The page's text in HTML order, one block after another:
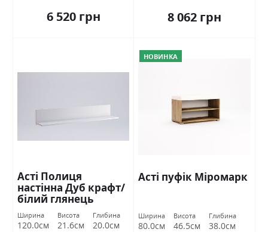
6 520 грн 8 062 грн
Асті Полиця
настінна Дуб крафт/
білий глянець
Міромарк
Ширина
120.0см
Висота
21.6см
Глибина
20.0см
НОВИНКА
Асті пуфік Міромарк
Ширина
80.0см
Висота
46.5см
Глибина
38.0см